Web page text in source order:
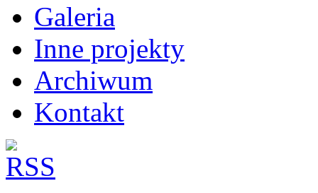
Galeria
Inne projekty
Archiwum
Kontakt